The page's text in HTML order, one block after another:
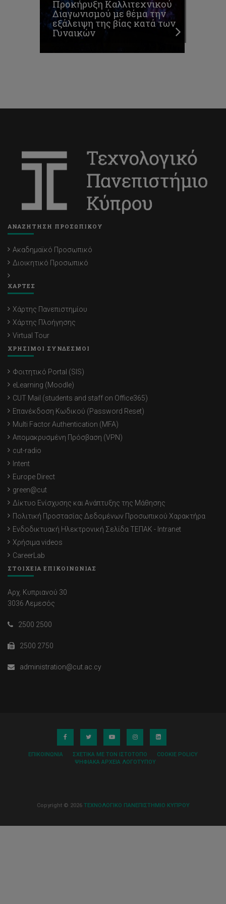
Προκήρυξη Καλλιτεχνικού
Διαγωνισμού με θέμα την
εξάλειψη της βίας κατά των
Γυναικών
ΑΝΑΖΗΤΗΣΗ ΠΡΟΣΩΠΙΚΟΥ
Ακαδημαϊκό Προσωπικό
Διοικητικό Προσωπικό
ΧΑΡΤΕΣ
Χάρτης Πανεπιστημίου
Χάρτης Πλοήγησης
Virtual Tour
ΧΡΗΣΙΜΟΙ ΣΥΝΔΕΣΜΟΙ
Φοιτητικό Portal (SIS)
eLearning (Moodle)
CUT Mail (students and staff on Office365)
Επανέκδοση Κωδικού (Password Reset)
Multi Factor Authentication (MFA)
Απομακρυσμένη Πρόσβαση (VPN)
cut-radio
Intent
Europe Direct
green@cut
Δίκτυο Ενίσχυσης και Ανάπτυξης της Μάθησης
Πολιτική Προστασίας Δεδομένων Προσωπικού Χαρακτήρα
Ενδοδικτυακή Ηλεκτρονική Σελίδα ΤΕΠΑΚ - Intranet
Χρήσιμα videos
CareerLab
ΣΤΟΙΧΕΙΑ ΕΠΙΚΟΙΝΩΝΙΑΣ
Αρχ. Κυπριανού 30
3036 Λεμεσός
2500 2500
2500 2750
administration@cut.ac.cy
ΕΠΙΚΟΙΝΩΝΊΑ ΣΧΕΤΙΚΆ ΜΕ ΤΟΝ ΙΣΤΌΤΟΠΟ
COOKIE POLICY
ΨΗΦΙΑΚΆ ΑΡΧΕΊΑ ΛΟΓΌΤΥΠΟΥ
Copyright © 2026 ΤΕΧΝΟΛΟΓΙΚΟ ΠΑΝΕΠΙΣΤΗΜΙΟ ΚΥΠΡΟΥ